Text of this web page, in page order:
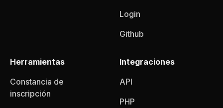
Login
Github
Herramientas
Constancia de
inscripción
Integraciones
API
PHP